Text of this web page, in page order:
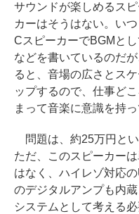
サウンドが楽しめるスピ
カーはそうはない。い
CスピーカーでBGMと
などを書いているのだ
ると、音場の広さとス
ップするので、仕事ど
まって音楽に意識を持
問題は、約25万円とい
ただ、このスピーカー
はなく、ハイレゾ対応
のデジタルアンプも内
システムとして考える必